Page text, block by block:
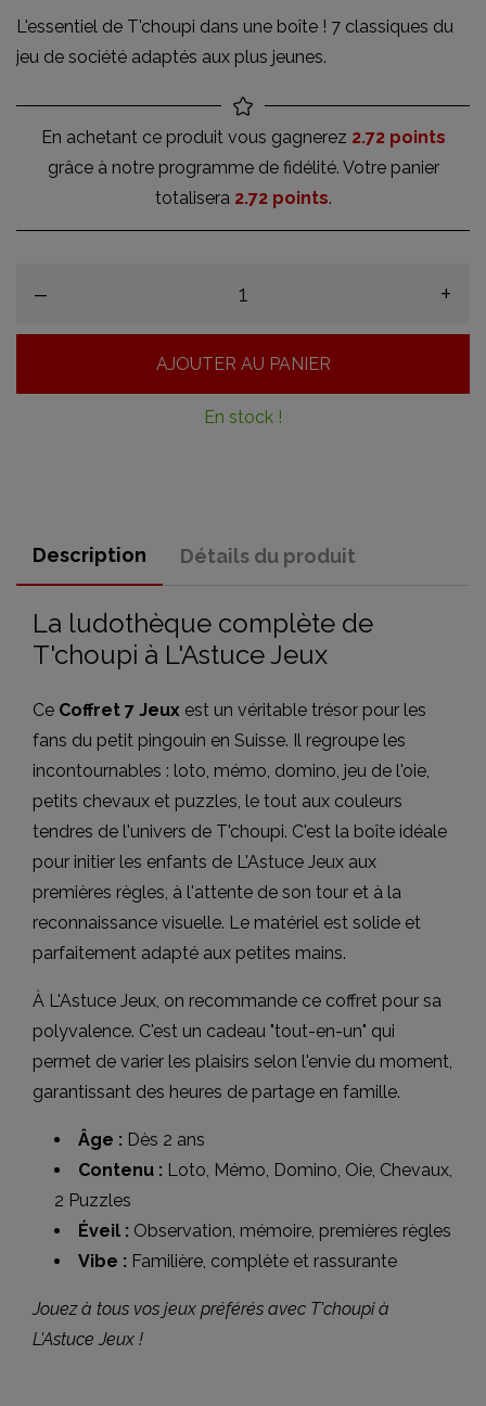
L'essentiel de T'choupi dans une boîte ! 7 classiques du
jeu de société adaptés aux plus jeunes.
En achetant ce produit vous gagnerez 2.72 points
grâce à notre programme de fidélité. Votre panier
totalisera 2.72 points.
– +
AJOUTER AU PANIER
En stock !
Description Détails du produit
La ludothèque complète de
T'choupi à L'Astuce Jeux
Ce Coffret 7 Jeux est un véritable trésor pour les
fans du petit pingouin en Suisse. Il regroupe les
incontournables : loto, mémo, domino, jeu de l'oie,
petits chevaux et puzzles, le tout aux couleurs
tendres de l'univers de T'choupi. C'est la boîte idéale
pour initier les enfants de L'Astuce Jeux aux
premières règles, à l'attente de son tour et à la
reconnaissance visuelle. Le matériel est solide et
parfaitement adapté aux petites mains.
À L'Astuce Jeux, on recommande ce coffret pour sa
polyvalence. C'est un cadeau "tout-en-un" qui
permet de varier les plaisirs selon l'envie du moment,
garantissant des heures de partage en famille.
Âge : Dès 2 ans
Contenu : Loto, Mémo, Domino, Oie, Chevaux,
2 Puzzles
Éveil : Observation, mémoire, premières règles
Vibe : Familière, complète et rassurante
Jouez à tous vos jeux préférés avec T'choupi à
L'Astuce Jeux !